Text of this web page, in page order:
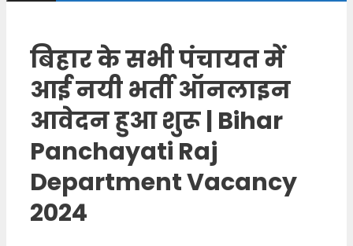
बिहार के सभी पंचायत में
आई नयी भर्ती ऑनलाइन
आवेदन हुआ शुरू | Bihar
Panchayati Raj
Department Vacancy
2024